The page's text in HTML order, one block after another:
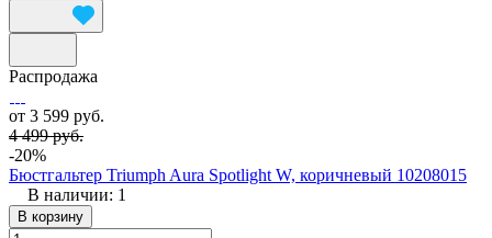
Распродажа
от 3 599 руб.
4 499 руб.
-20%
Бюстгальтер Triumph Aura Spotlight W, коричневый 10208015
В наличии: 1
В корзину